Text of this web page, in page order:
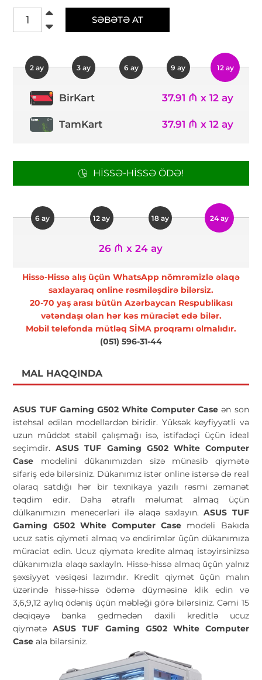
SƏBƏTƏ AT
2 ay 3 ay 6 ay 9 ay 12 ay
BirKart 37.91 ₼ x 12 ay
TamKart 37.91 ₼ x 12 ay
HISSƏ-HISSƏ ÖDƏ!
6 ay 12 ay 18 ay 24 ay
26 ₼ x 24 ay
Hissə-Hissə alış üçün WhatsApp nömrəmizlə əlaqə
saxlayaraq online rəsmiləşdirə bilərsiz.
20-70 yaş arası bütün Azərbaycan Respublikası
vətəndaşı olan hər kəs müraciət edə bilər.
Mobil telefonda mütləq SİMA proqramı olmalıdır.
(051) 596-31-44
MAL HAQQINDA
ASUS TUF Gaming G502 White Computer Caseən son
istehsal edilən modellərdən biridir. Yüksək keyfiyyətli və
uzun müddət stabil çalışmağı isə, istifadəçi üçün ideal
seçimdir.ASUS TUF Gaming G502 White Computer
Case modelini dükanımızdan sizə münasib qiymətə
sifariş edə bilərsiniz. Dükanımız istər online istərsə də real
olaraq satdığı hər bir texnikaya yazılı rəsmi zəmanət
təqdim edir. Daha ətraflı məlumat almaq üçün
dülkanımızın menecerləri ilə əlaqə saxlayın.ASUS TUF
Gaming G502 White Computer Case modeli Bakıda
ucuz satis qiymeti almaq və endirimlər üçün dükanımıza
müraciət edin. Ucuz qiymətə kredite almaq istəyirsinizsə
dükanımızla əlaqə saxlayln. Hissə-hissə almaq üçün yalnız
şəxsiyyət vəsiqəsi lazımdır. Kredit qiymət üçün malın
üzərində hissə-hissə ödəmə düyməsinə klik edin və
3,6,9,12 aylıq ödəniş üçün məbləği görə bilərsiniz. Cəmi 15
dəqiqəyə banka gedmədən daxili kreditlə ucuz
qiymətəASUS TUF Gaming G502 White Computer
Caseala bilərsiniz.